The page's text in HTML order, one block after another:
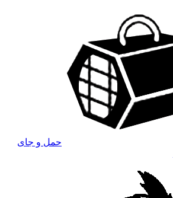
حمل و جای